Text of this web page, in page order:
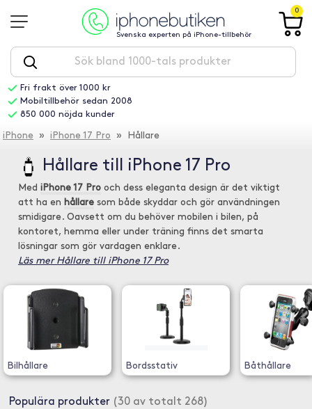
Svenska experten på iPhone-tillbehör
0
Fri frakt över 1000 kr
Mobiltillbehör sedan 2008
850 000 nöjda kunder
iPhone » iPhone 17 Pro » Hållare
Hållare till iPhone 17 Pro
Med iPhone 17 Pro och dess eleganta design är det viktigt
att ha en hållare som både skyddar och gör användningen
smidigare. Oavsett om du behöver mobilen i bilen, på
kontoret, hemma eller under träning finns det smarta
lösningar som gör vardagen enklare.
Läs mer Hållare till iPhone 17 Pro
Bilhållare Bordsstativ Båthållare
Populära produkter (30 av totalt 268)